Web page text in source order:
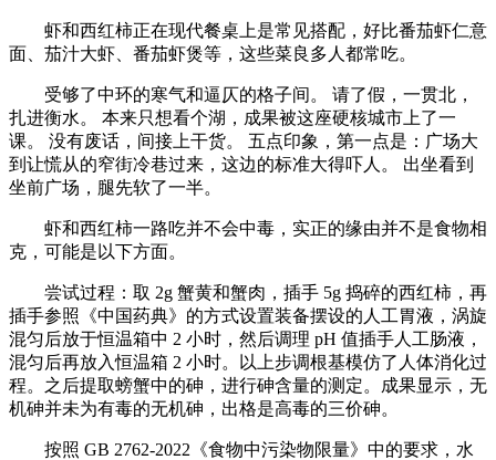
虾和西红柿正在现代餐桌上是常见搭配，好比番茄虾仁意
面、茄汁大虾、番茄虾煲等，这些菜良多人都常吃。
受够了中环的寒气和逼仄的格子间。 请了假，一贯北，
扎进衡水。 本来只想看个湖，成果被这座硬核城市上了一
课。 没有废话，间接上干货。 五点印象，第一点是：广场大
到让慌从的窄街冷巷过来，这边的标准大得吓人。 出坐看到
坐前广场，腿先软了一半。
虾和西红柿一路吃并不会中毒，实正的缘由并不是食物相
克，可能是以下方面。
尝试过程：取 2g 蟹黄和蟹肉，插手 5g 捣碎的西红柿，再
插手参照《中国药典》的方式设置装备摆设的人工胃液，涡旋
混匀后放于恒温箱中 2 小时，然后调理 pH 值插手人工肠液，
混匀后再放入恒温箱 2 小时。以上步调根基模仿了人体消化过
程。之后提取螃蟹中的砷，进行砷含量的测定。成果显示，无
机砷并未为有毒的无机砷，出格是高毒的三价砷。
按照 GB 2762-2022《食物中污染物限量》中的要求，水